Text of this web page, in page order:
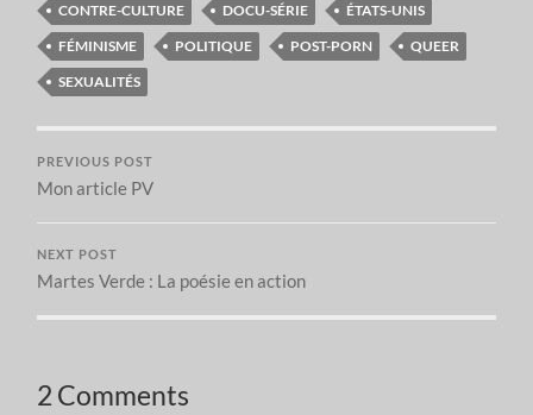
CONTRE-CULTURE DOCU-SÉRIE
ÉTATS-UNIS
FÉMINISME
POLITIQUE POST-PORN
QUEER
SEXUALITÉS
PREVIOUS POST
Mon article PV
NEXT POST
Martes Verde : La poésie en action
2 Comments